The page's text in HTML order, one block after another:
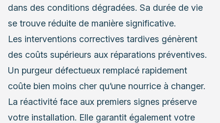
dans des conditions dégradées. Sa durée de vie
se trouve réduite de manière significative.
Les interventions correctives tardives génèrent
des coûts supérieurs aux réparations préventives.
Un purgeur défectueux remplacé rapidement
coûte bien moins cher qu’une nourrice à changer.
La réactivité face aux premiers signes préserve
votre installation. Elle garantit également votre